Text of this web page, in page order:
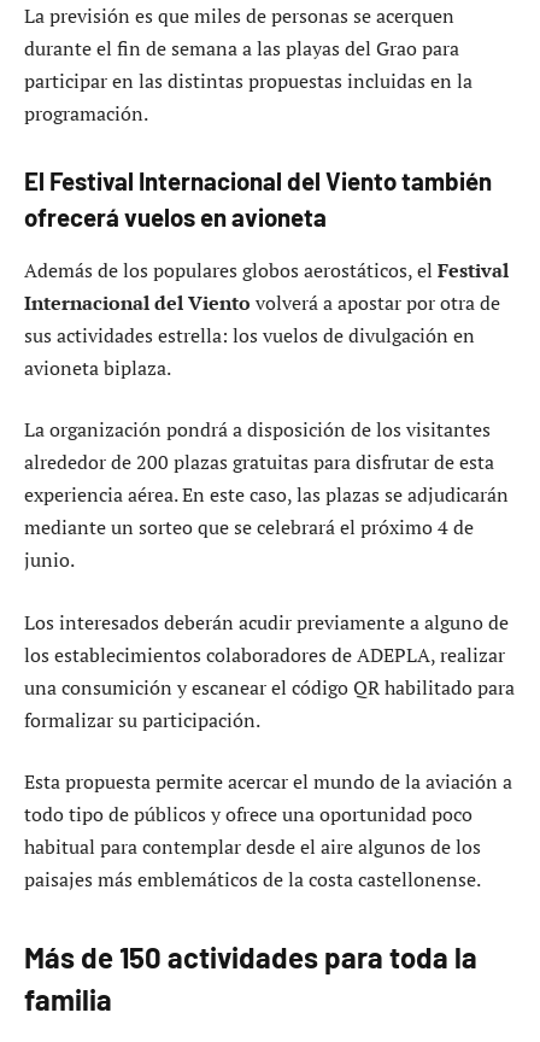
La previsión es que miles de personas se acerquen
durante el fin de semana a las playas del Grao para
participar en las distintas propuestas incluidas en la
programación.
El Festival Internacional del Viento también
ofrecerá vuelos en avioneta
Además de los populares globos aerostáticos, el Festival
Internacional del Viento volverá a apostar por otra de
sus actividades estrella: los vuelos de divulgación en
avioneta biplaza.
La organización pondrá a disposición de los visitantes
alrededor de 200 plazas gratuitas para disfrutar de esta
experiencia aérea. En este caso, las plazas se adjudicarán
mediante un sorteo que se celebrará el próximo 4 de
junio.
Los interesados deberán acudir previamente a alguno de
los establecimientos colaboradores de ADEPLA, realizar
una consumición y escanear el código QR habilitado para
formalizar su participación.
Esta propuesta permite acercar el mundo de la aviación a
todo tipo de públicos y ofrece una oportunidad poco
habitual para contemplar desde el aire algunos de los
paisajes más emblemáticos de la costa castellonense.
Más de 150 actividades para toda la
familia